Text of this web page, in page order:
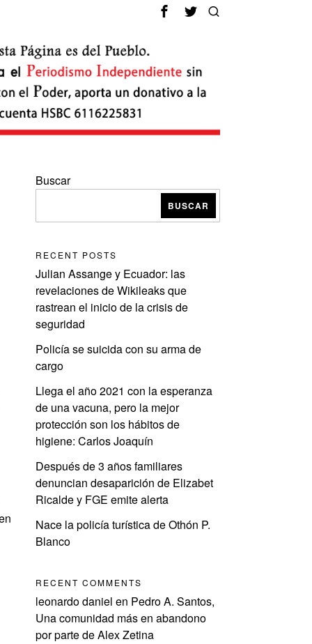
Buscar
BUSCAR
RECENT POSTS
Julian Assange y Ecuador: las
revelaciones de Wikileaks que
rastrean el inicio de la crisis de
seguridad
Policía se suicida con su arma de
cargo
Llega el año 2021 con la esperanza
de una vacuna, pero la mejor
protección son los hábitos de
higiene: Carlos Joaquín
Después de 3 años familiares
denuncian desaparición de Elizabet
Ricalde y FGE emite alerta
Nace la policía turística de Othón P.
Blanco
RECENT COMMENTS
leonardo daniel en Pedro A. Santos,
Una comunidad más en abandono
por parte de Alex Zetina